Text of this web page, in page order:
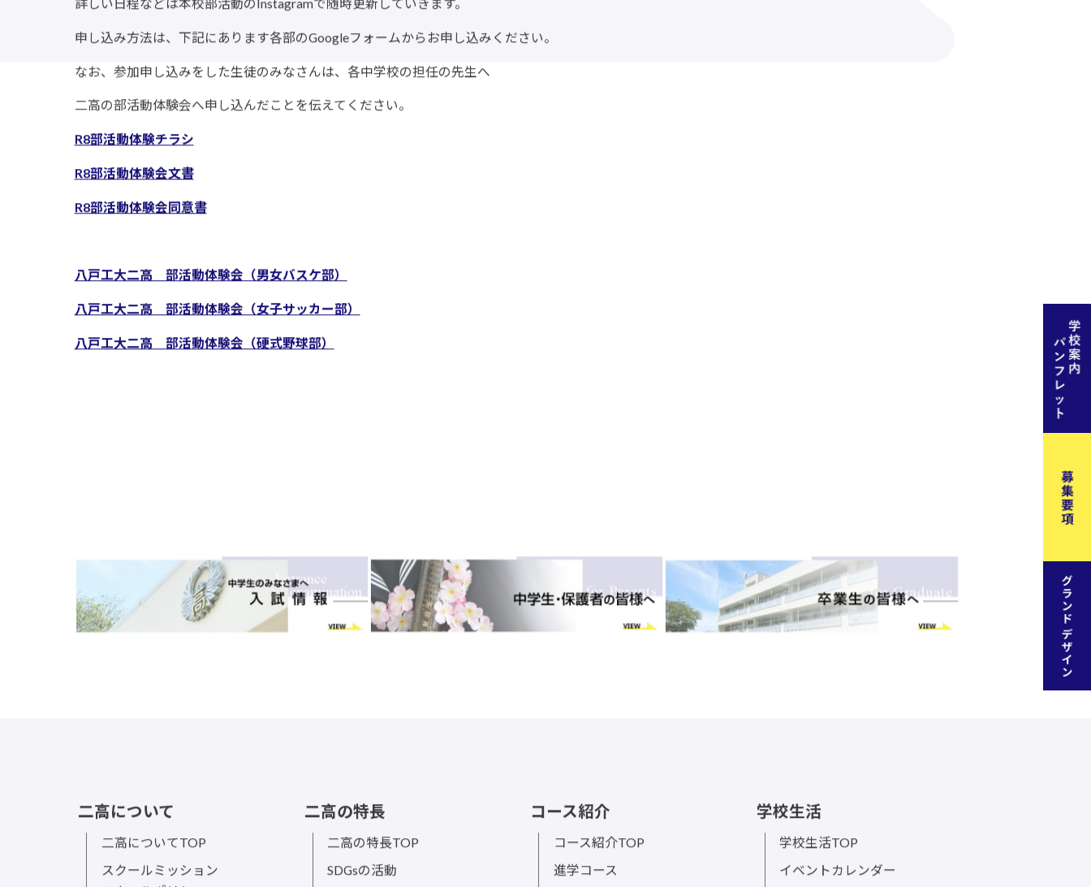
詳しい日程などは本校部活動のInstagramで随時更新していきます。
申し込み方法は、下記にあります各部のGoogleフォームからお申し込みください。
なお、参加申し込みをした生徒のみなさんは、各中学校の担任の先生へ
二高の部活動体験会へ申し込んだことを伝えてください。
R8部活動体験チラシ
R8部活動体験会文書
R8部活動体験会同意書
八戸工大二高 部活動体験会（男女バスケ部）
八戸工大二高 部活動体験会（女子サッカー部）
八戸工大二高 部活動体験会（硬式野球部）
二高について
二高についてTOP
スクールミッション
二高の特長
二高の特長TOP
SDGsの活動
コース紹介
コース紹介TOP
進学コース
学校生活
学校生活TOP
イベントカレンダー